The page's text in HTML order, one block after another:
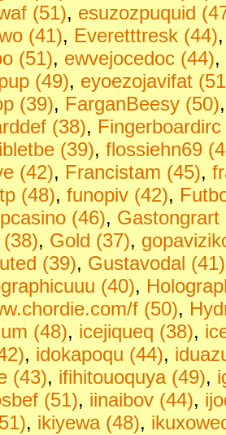
(51), esuzozpuquid
(41), Everetttresk (44)
(51), ewvejocedoc (44),
(49), eyoezojavifat
(39), FarganBeesy (50)
(38),
(39), flossiehn69
(42), Francistam (45),
(48), funopiv (42),
(46), Gastongrart
, Gold (37),
(39), Gustavodal (41)
(40),
f (50),
(48), icejiqueq (38),
, idokapoqu (44),
(43), ifihitouoquya (49),
(51), iinaibov (44),
, ikiyewa (48),